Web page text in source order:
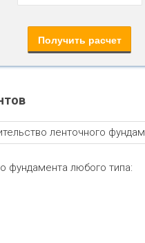
фундамента любого типа: